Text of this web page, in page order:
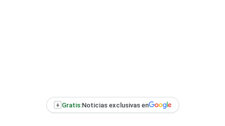
+ Gratis:Noticias exclusivas en